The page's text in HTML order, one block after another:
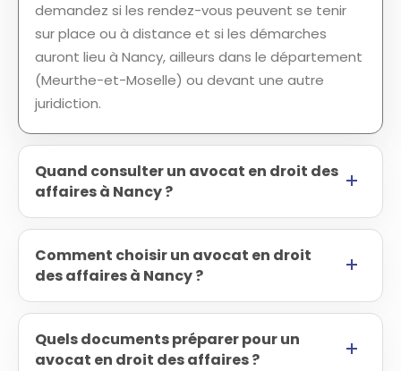
demandez si les rendez-vous peuvent se tenir
sur place ou à distance et si les démarches
auront lieu à Nancy, ailleurs dans le département
(Meurthe-et-Moselle) ou devant une autre
juridiction.
Quand consulter un avocat en droit des
affaires à Nancy ?
Comment choisir un avocat en droit
des affaires à Nancy ?
Quels documents préparer pour un
avocat en droit des affaires ?